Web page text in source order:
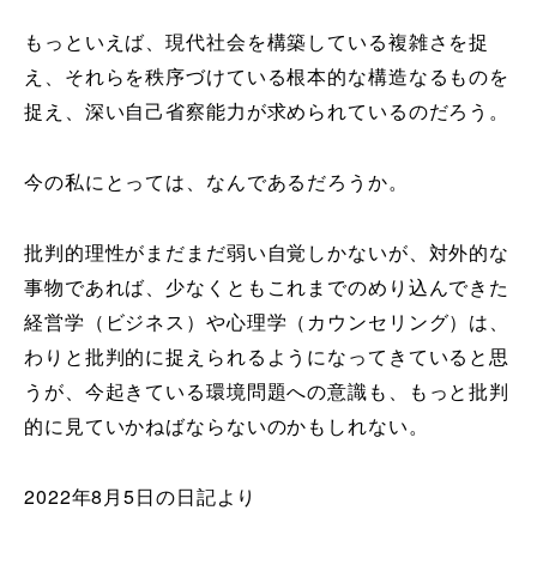
もっといえば、現代社会を構築している複雑さを捉
え、それらを秩序づけている根本的な構造なるものを
捉え、深い自己省察能力が求められているのだろう。
今の私にとっては、なんであるだろうか。
批判的理性がまだまだ弱い自覚しかないが、対外的な
事物であれば、少なくともこれまでのめり込んできた
経営学（ビジネス）や心理学（カウンセリング）は、
わりと批判的に捉えられるようになってきていると思
うが、今起きている環境問題への意識も、もっと批判
的に見ていかねばならないのかもしれない。
2022年8月5日の日記より